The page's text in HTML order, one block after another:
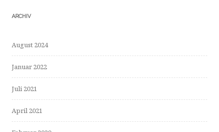
ARCHIV
August 2024
Januar 2022
Juli 2021
April 2021